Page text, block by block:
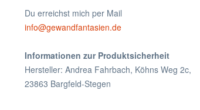
Du erreichst mich per Mail
info@gewandfantasien.de
Informationen zur Produktsicherheit
Hersteller: Andrea Fahrbach, Köhns Weg 2c,
23863 Bargfeld-Stegen